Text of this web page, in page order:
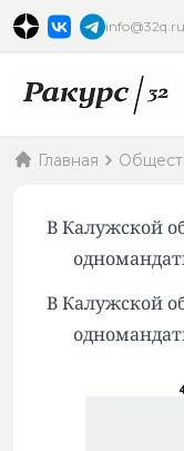
info@32q.ru
Главная
В Калужской
В Калужской